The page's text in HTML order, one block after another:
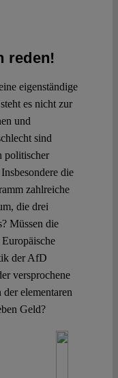
reden!
eigenständige
es nicht zur
und
sind
politischer
die
zahlreiche
die drei
Müssen die
der AfD
versprochene
elementaren
Geld?